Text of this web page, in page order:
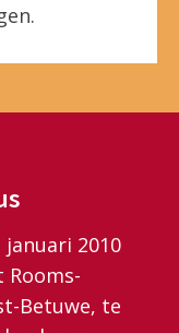
2010
Betuwe, te